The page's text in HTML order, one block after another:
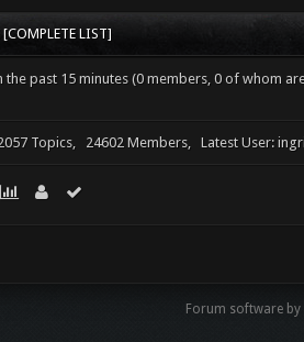
[COMPLETE LIST]
the past 15 minutes (0 members, 0 of whom
Topics, 24602 Members, Latest User:
Forum software